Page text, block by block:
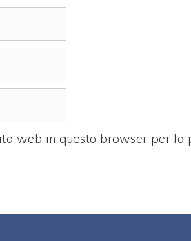
web in questo browser per la